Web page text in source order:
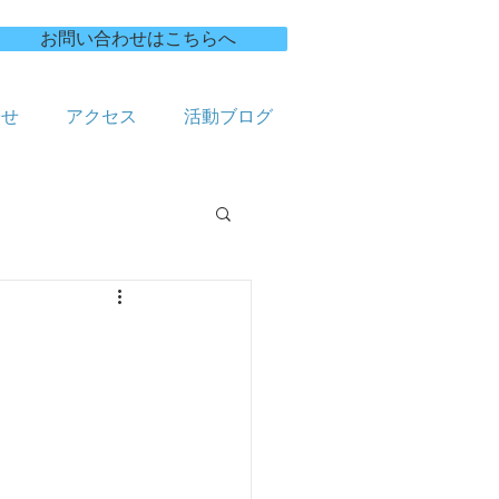
お問い合わせはこちらへ
アクセス 活動ブログ